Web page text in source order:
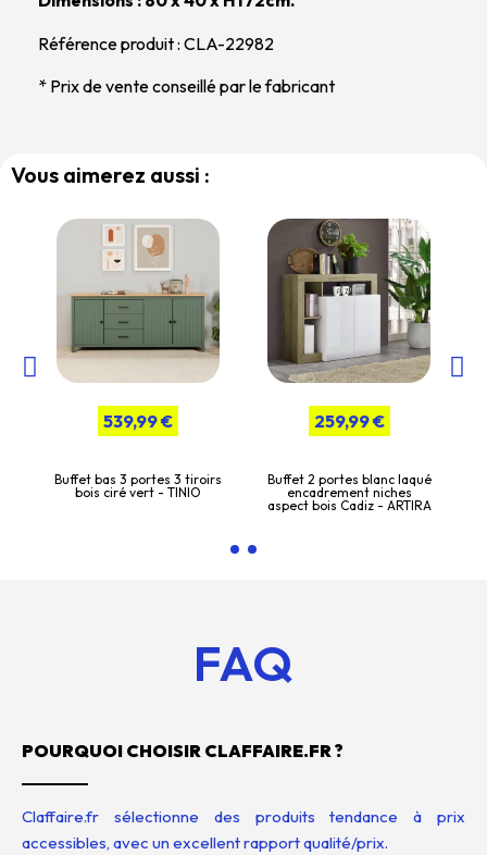
Référence produit : CLA-22982
* Prix de vente conseillé par le fabricant
Vous aimerez aussi :
539,99 €
Buffet bas 3 portes 3 tiroirs
bois ciré vert - TINIO
259,99 €
Buffet 2 portes blanc laqué
encadrement niches
aspect bois Cadiz - ARTIRA
FAQ
POURQUOI CHOISIR CLAFFAIRE.FR ?
Claffaire.fr sélectionne des produits tendance à prix
accessibles, avec un excellent rapport qualité/prix.